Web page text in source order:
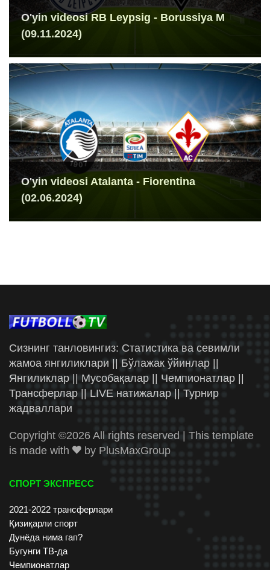
O'yin videosi RB Leypsig - Borussiya M
(09.11.2024)
O'yin videosi Atalanta - Fiorentina
(02.06.2024)
Сизнинг танловингиз: Статистика ва севимли
жамоа янгиликлари || Бўлажак ўйинлар ||
Янгиликлар || Мусобақалар || Чемпионатлар ||
Трансферлар || LIVE натижалар || Турнир
жадваллари
Copyright ©2026 All rights reserved | This template
is made with
by PlusMaxGroup
СПОРТ ЭКСПРЕСС
2021-2022 трансферлари
Қизиқарли спорт
Дунёда нима гап?
Бугунги ТВ-да
Чемпионатлар